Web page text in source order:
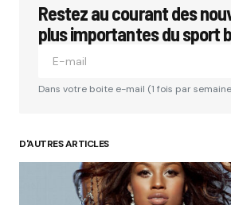
Votre adresse e-mail ne sera
champs obligatoires sont
Your Name*
Restez au courant des
plus importantes du sport
Dans votre boite e-mail (1 fois par
D'AUTRES ARTICLES